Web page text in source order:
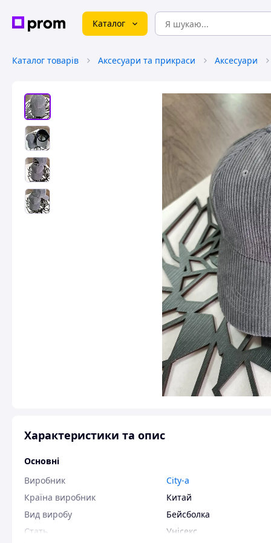
Каталог
Каталог товарів Аксесуари та прикраси Аксесуари
Характеристики та опис
Основні
Виробник
City-a
Країна виробник
Китай
Вид виробу
Бейсболка
Стать
Унісекс